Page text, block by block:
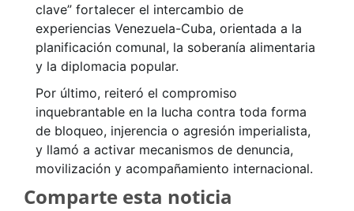
clave” fortalecer el intercambio de
experiencias Venezuela-Cuba, orientada a la
planificación comunal, la soberanía alimentaria
y la diplomacia popular.
Por último, reiteró el compromiso
inquebrantable en la lucha contra toda forma
de bloqueo, injerencia o agresión imperialista,
y llamó a activar mecanismos de denuncia,
movilización y acompañamiento internacional.
Comparte esta noticia